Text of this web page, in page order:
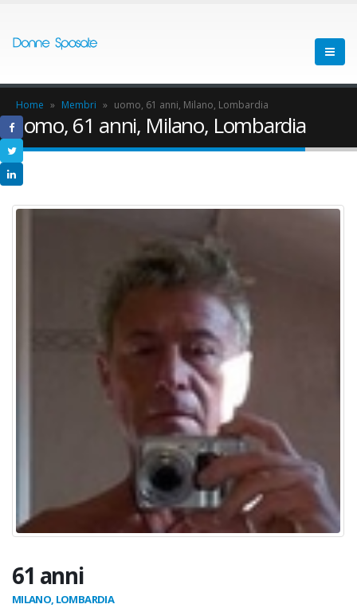
Home » Membri » uomo, 61 anni, Milano, Lombardia
uomo, 61 anni, Milano, Lombardia
61 anni
MILANO, LOMBARDIA